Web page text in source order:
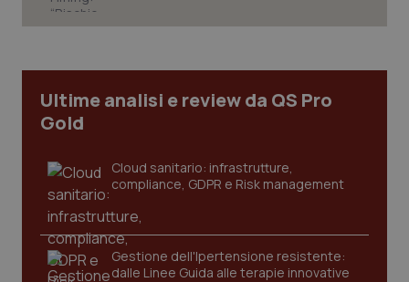
Ultime analisi e review da QS Pro
Gold
Cloud sanitario: infrastrutture,
compliance, GDPR e Risk management
Gestione dell'Ipertensione resistente:
dalle Linee Guida alle terapie innovative
CookieScriptConsent